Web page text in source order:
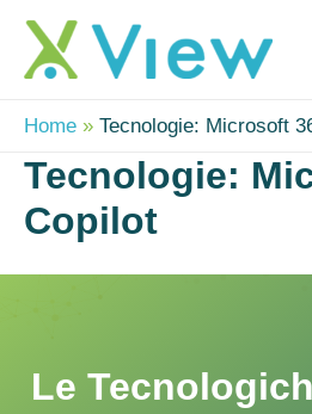
Vai
contenuto
Home Tecnologie: Microsoft
Tecnologie:
Copilot
Le